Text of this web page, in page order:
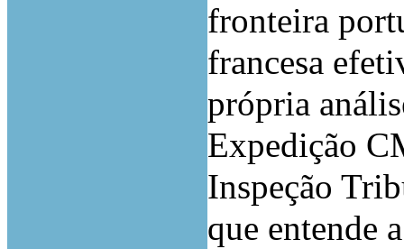
fronteira
francesa
própria
Expedição
Inspeção
que entende